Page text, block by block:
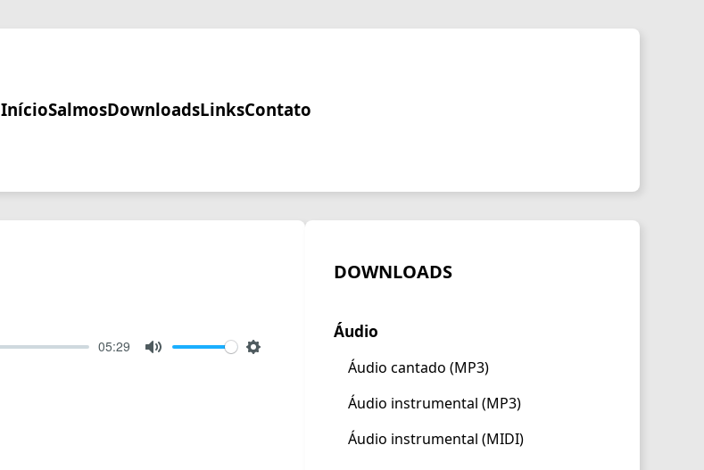
InícioSalmosDownloadsLinksContato
05:29
DOWNLOADS
Áudio
Áudio cantado (MP3)
Áudio instrumental (MP3)
Áudio instrumental (MIDI)